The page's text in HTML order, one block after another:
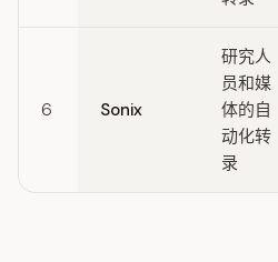
6 Sonix
研究人
员和媒
体的自
动化转
录